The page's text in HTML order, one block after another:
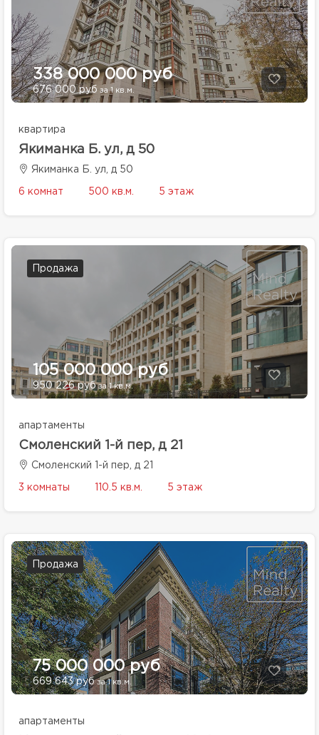
338 000 000 руб
676 000 руб за 1 кв.м.
квартира
Якиманка Б. ул, д 50
Якиманка Б. ул, д 50
6 комнат 500 кв.м. 5 этаж
Продажа
105 000 000 руб
950 226 рубза 1 кв.м.
апартаменты
Смоленский 1-й пер, д 21
Смоленский 1-й пер, д 21
3 комнаты 110.5 кв.м. 5 этаж
Продажа
75 000 000 руб
669 643 рубза 1 кв.м.
апартаменты